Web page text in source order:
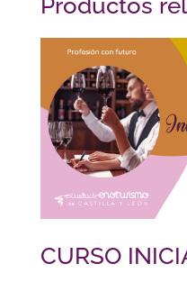
CURSO